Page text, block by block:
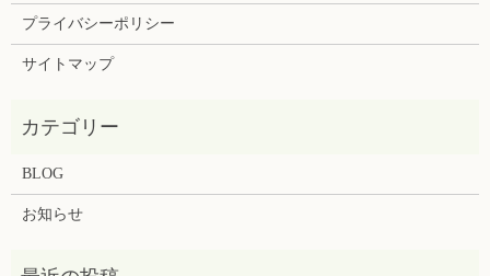
プライバシーポリシー
サイトマップ
BLOG
お知らせ